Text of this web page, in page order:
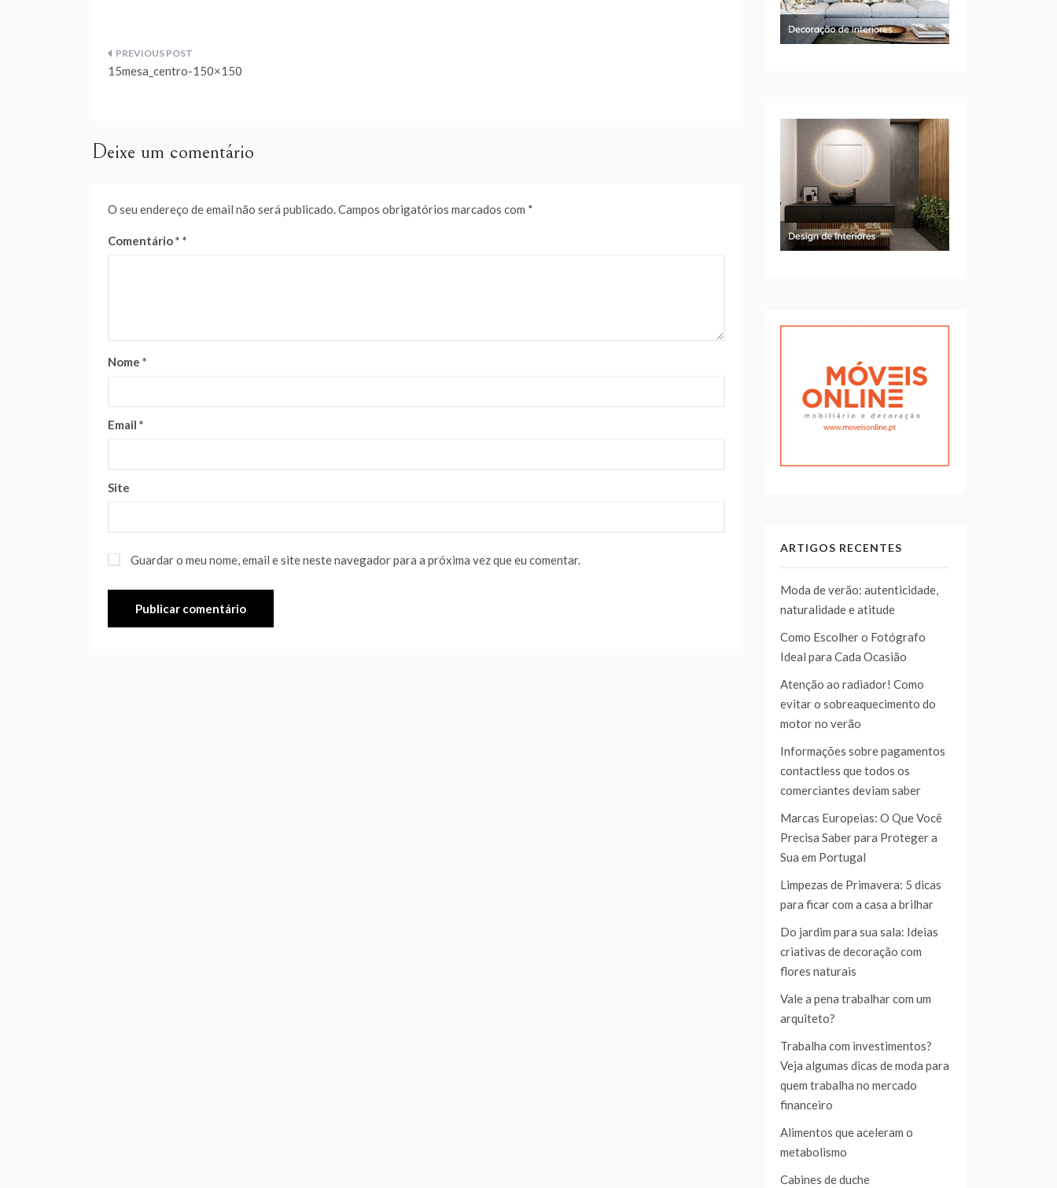
Navegação
15mesa_centro-150×150
Deixe um comentário
O seu endereço de email não será publicado.Campos obrigatórios marcados com *
Comentário*
Nome *
Email *
Site
Guardar o meu nome, email e site neste navegador para a próxima vez que eu comentar.
ARTIGOS RECENTES
Moda de verão: autenticidade,
naturalidade e atitude
Como Escolher o Fotógrafo
Ideal para Cada Ocasião
Atenção ao radiador! Como
evitar o sobreaquecimento do
motor no verão
Informações sobre pagamentos
contactless que todos os
comerciantes deviam saber
Marcas Europeias: O Que Você
Precisa Saber para Proteger a
Sua em Portugal
Limpezas de Primavera: 5 dicas
para ficar com a casa a brilhar
Do jardim para sua sala: Ideias
criativas de decoração com
flores naturais
Vale a pena trabalhar com um
arquiteto?
Trabalha com investimentos?
Veja algumas dicas de moda para
quem trabalha no mercado
financeiro
Alimentos que aceleram o
metabolismo
Cabines de duche